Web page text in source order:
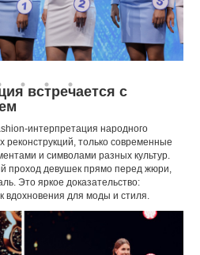
встречается с
интерпретация народного
реконструкций, только современные
и символами разных культур.
проход девушек прямо перед жюри,
Это яркое доказательство:
вдохновения для моды и стиля.